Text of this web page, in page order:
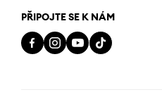
PŘIPOJTE SE K NÁM